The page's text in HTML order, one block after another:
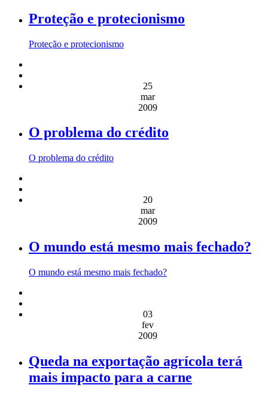
Proteção e protecionismo
Proteção e protecionismo
25
mar
2009
O problema do crédito
O problema do crédito
20
mar
2009
O mundo está mesmo mais fechado?
O mundo está mesmo mais fechado?
03
fev
2009
Queda na exportação agrícola terá
mais impacto para a carne